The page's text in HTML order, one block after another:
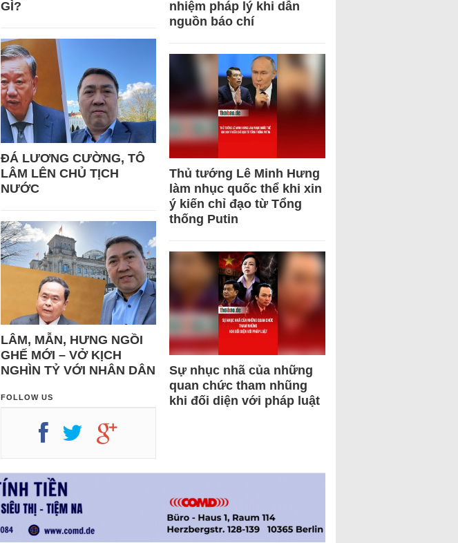
GÌ?
ĐÁ LƯƠNG CƯỜNG, TÔ
LÂM LÊN CHỦ TỊCH
NƯỚC
LÂM, MẪN, HƯNG NGỒI
GHẾ MỚI – VỞ KỊCH
NGHÌN TỶ VỚI NHÂN DÂN
FOLLOW US
nhiệm pháp lý khi dẫn
nguồn báo chí
Thủ tướng Lê Minh Hưng
làm nhục quốc thể khi xin
ý kiến chỉ đạo từ Tổng
thống Putin
Sự nhục nhã của những
quan chức tham nhũng
khi đối diện với pháp luật